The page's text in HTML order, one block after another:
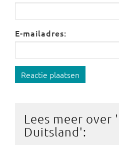
E-mailadres:
Reactie plaatsen
Lees meer over '
Duitsland':